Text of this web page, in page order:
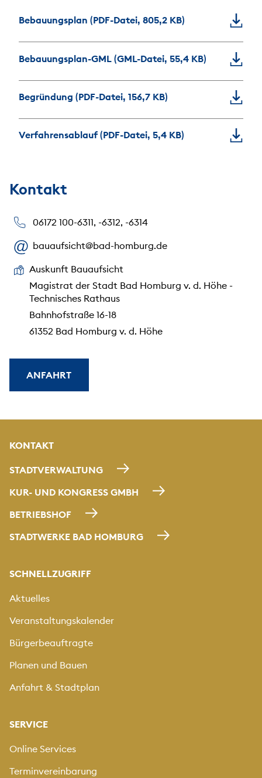
Bebauungsplan (PDF-Datei, 805,2 KB)
Bebauungsplan-GML (GML-Datei, 55,4 KB)
Begründung (PDF-Datei, 156,7 KB)
Verfahrensablauf (PDF-Datei, 5,4 KB)
Kontakt
06172 100-6311, -6312, -6314
bauaufsicht@bad-homburg.de
Auskunft Bauaufsicht
Magistrat der Stadt Bad Homburg v. d. Höhe -
Technisches Rathaus
Bahnhofstraße 16-18
61352 Bad Homburg v. d. Höhe
ANFAHRT
KONTAKT
STADTVERWALTUNG
KUR- UND KONGRESS GMBH
BETRIEBSHOF
STADTWERKE BAD HOMBURG
SCHNELLZUGRIFF
Aktuelles
Veranstaltungskalender
Bürgerbeauftragte
Planen und Bauen
Anfahrt & Stadtplan
SERVICE
Online Services
Terminvereinbarung